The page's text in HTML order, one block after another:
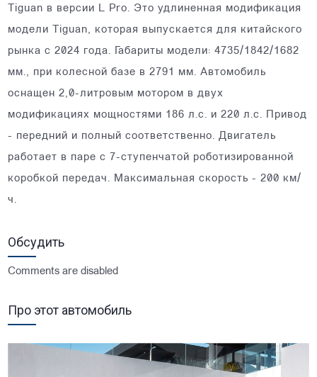
Tiguan в версии L Pro. Это удлиненная модификация
модели Tiguan, которая выпускается для китайского
рынка с 2024 года. Габариты модели: 4735/1842/1682
мм., при колесной базе в 2791 мм. Автомобиль
оснащен 2,0-литровым мотором в двух
модификациях мощностями 186 л.с. и 220 л.с. Привод
- передний и полный соответственно. Двигатель
работает в паре с 7-ступенчатой роботизированной
коробкой передач. Максимальная скорость - 200 км/
ч.
Обсудить
Comments are disabled
Про этот автомобиль